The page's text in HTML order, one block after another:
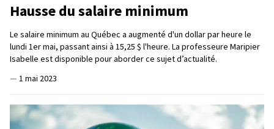
Hausse du salaire minimum
Le salaire minimum au Québec a augmenté d'un dollar par heure le
lundi 1er mai, passant ainsi à 15,25 $ l'heure. La professeure Maripier
Isabelle est disponible pour aborder ce sujet d’actualité.
— 1 mai 2023